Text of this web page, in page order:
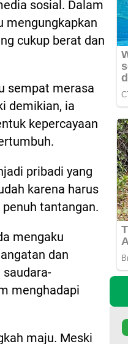
sosial. Dalam
mengungkapkan
cukup berat dan
sempat merasa
demikian, ia
kepercayaan
pribadi yang
karena harus
tantangan.
mengaku
dan
saudara-
menghadapi
maju. Meski